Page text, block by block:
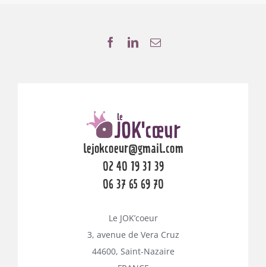
lejokcoeur@gmail.com
02 40 19 31 39
06 37 65 69 70
Le JOK’coeur
3, avenue de Vera Cruz
44600, Saint-Nazaire